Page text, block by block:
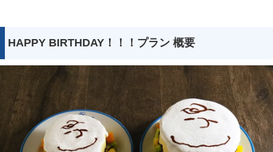
HAPPY BIRTHDAY！！！プラン 概要